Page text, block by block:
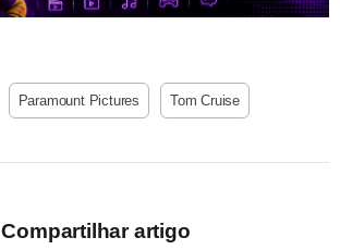
Paramount Pictures Tom Cruise
Compartilhar artigo